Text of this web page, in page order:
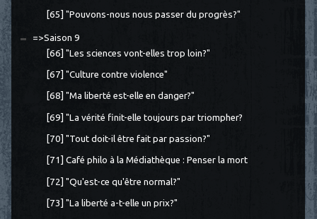
[65] "Pouvons-nous nous passer du progrès?"
=>Saison 9
[66] "Les sciences vont-elles trop loin?"
[67] "Culture contre violence"
[68] "Ma liberté est-elle en danger?"
[69] "La vérité finit-elle toujours par triompher?
[70] "Tout doit-il être fait par passion?"
[71] Café philo à la Médiathèque : Penser la mort
[72] "Qu'est-ce qu'être normal?"
[73] "La liberté a-t-elle un prix?"